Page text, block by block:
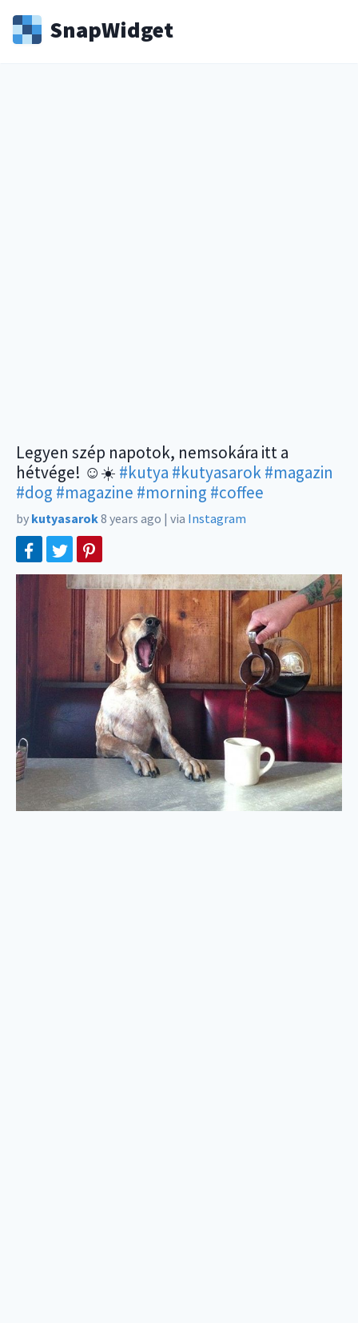
SnapWidget
Legyen szép napotok, nemsokára itt a
hétvége! ☺️☀️ #kutya #kutyasarok#magazin
#dog #magazine #morning #coffee
by kutyasarok8 years ago | via Instagram